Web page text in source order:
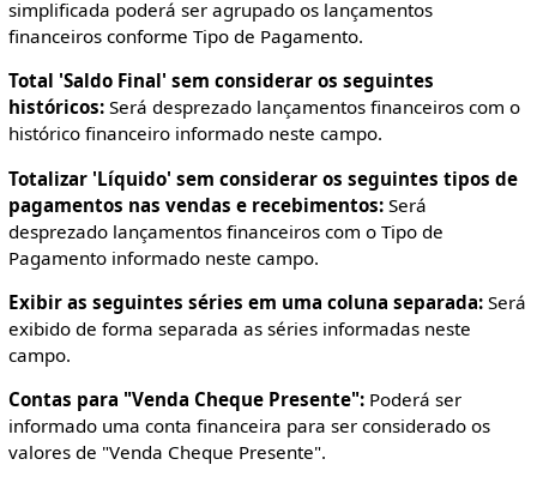
simplificada poderá ser agrupado os lançamentos
financeiros conforme Tipo de Pagamento.
Total 'Saldo Final' sem considerar os seguintes
históricos:Será desprezado lançamentos financeiros com o
histórico financeiro informado neste campo.
Totalizar 'Líquido' sem considerar os seguintes tipos de
pagamentos nas vendas e recebimentos:Será
desprezado lançamentos financeiros com o Tipo de
Pagamento informado neste campo.
Exibir as seguintes séries em uma coluna separada:Será
exibido de forma separada as séries informadas neste
campo.
Contas para "Venda Cheque Presente": Poderá ser
informado uma conta financeira para ser considerado os
valores de "Venda Cheque Presente".